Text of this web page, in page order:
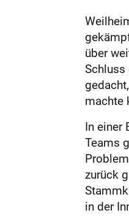
über
Schluss
machte
In einer
Teams
zurück
in der